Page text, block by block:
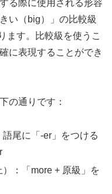
る際に使用される形容
い（big）」の比較級
ます。比較級を使うこ
に表現することができ
の通りです：
尾に「-er」をつける
：「more + 原級」を